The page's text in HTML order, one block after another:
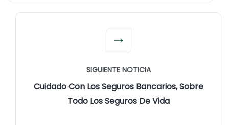
SIGUIENTE NOTICIA
Cuidado Con Los Seguros Bancarios, Sobre
Todo Los Seguros De Vida